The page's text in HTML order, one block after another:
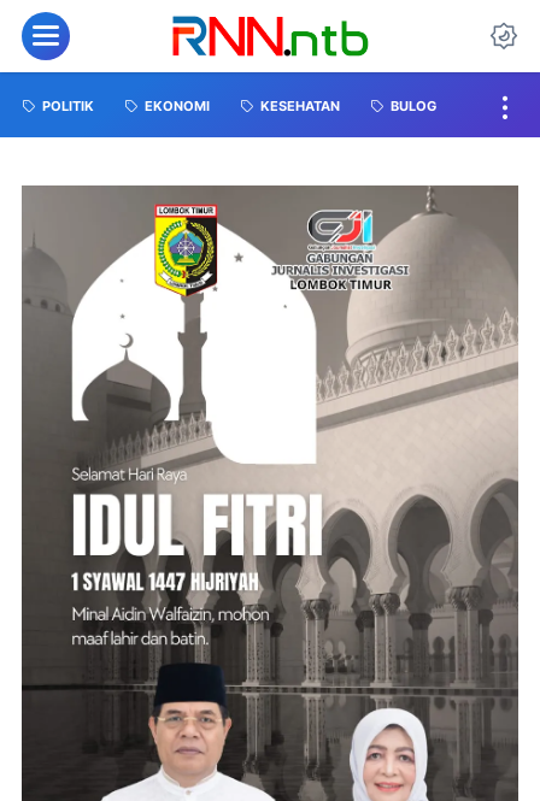
POLITIK EKONOMI KESEHATAN BULOG